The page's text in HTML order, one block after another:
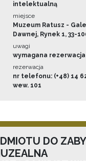
intelektualną
miejsce
Muzeum Ratusz -
Dawnej, Rynek 1, 33-
uwagi
wymagana rezerwacja
rezerwacja
nr telefonu: (+48) 14
wew. 101
DO